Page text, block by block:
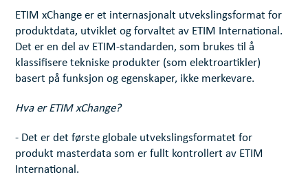
ETIM xChange er et internasjonalt utvekslingsformat for
produktdata, utviklet og forvaltet av ETIM International.
Det er en del av ETIM-standarden, som brukes til å
klassifisere tekniske produkter (som elektroartikler)
basert på funksjon og egenskaper, ikke merkevare.
Hva er ETIM xChange?
- Det er det første globale utvekslingsformatet for
produkt masterdata som er fullt kontrollert av ETIM
International.